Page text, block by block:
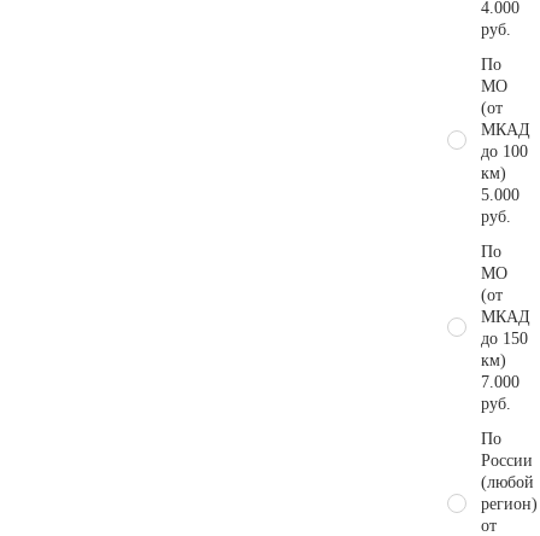
4.000
руб.
По
МО
(от
МКАД
до 100
км)
5.000
руб.
По
МО
(от
МКАД
до 150
км)
7.000
руб.
По
России
(любой
регион)
от